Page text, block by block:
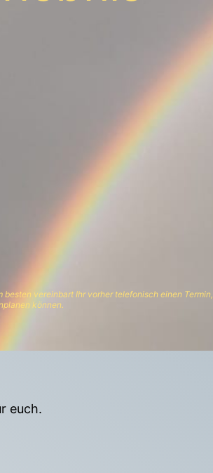
besten vereinbart Ihr vorher telefonisch einen Termin,
können.
euch.